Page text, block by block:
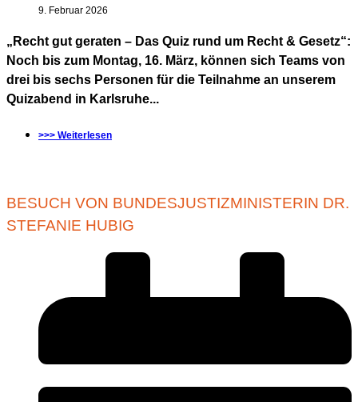
9. Februar 2026
„Recht gut geraten – Das Quiz rund um Recht & Gesetz“:
Noch bis zum Montag, 16. März, können sich Teams von
drei bis sechs Personen für die Teilnahme an unserem
Quizabend in Karlsruhe...
>>> Weiterlesen
BESUCH VON BUNDESJUSTIZMINISTERIN DR.
STEFANIE HUBIG